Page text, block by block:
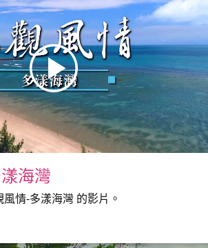
海灣
情-多漾海灣 的影片。